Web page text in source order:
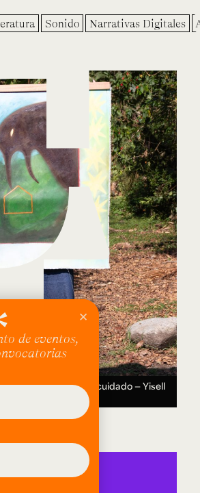
Sonido Narrativas Digitales
Recorridos del cuidado — Yisell
SEP 2026.